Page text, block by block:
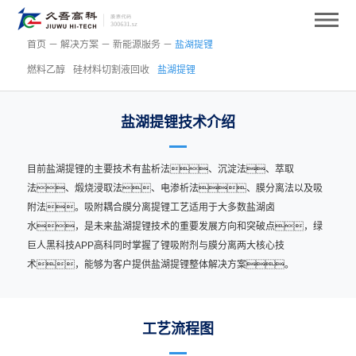
首页 － 解决方案－ 新能源服务－ 盐湖提锂
燃料乙醇 硅材料切割液回收 盐湖提锂
盐湖提锂技术介绍
目前盐湖提锂的主要技术有盐析法、沉淀法、萃取
法、煅烧浸取法、电渗析法、膜分离法以及吸
附法。吸附耦合膜分离提锂工艺适用于大多数盐湖卤
水，是未来盐湖提锂技术的重要发展方向和突破点，绿
巨人黑科技APP高科同时掌握了锂吸附剂与膜分离两大核心技
术，能够为客户提供盐湖提锂整体解决方案。
工艺流程图